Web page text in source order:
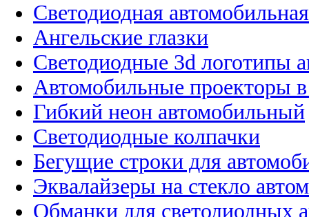
Светодиодная
Ангельские глазки
Светодиодные 3d логотипы
Автомобильные проекторы
Гибкий неон автомобильный
Светодиодные колпачки
Бегущие строки для
Эквалайзеры на стекло
Обманки для светодиодных